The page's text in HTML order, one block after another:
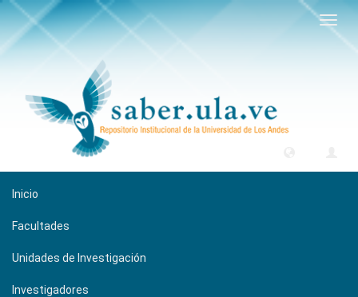
Inicio
Facultades
Unidades de Investigación
Investigadores